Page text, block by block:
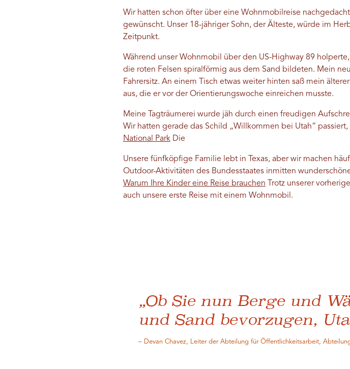
Wir hatten schon öfter über eine Wohnmobilreise
gewünscht. Unser 18-jähriger Sohn, der Älteste, würde im
Zeitpunkt.
Während unser Wohnmobil über den US-Highway 89
die roten Felsen spiralförmig aus dem Sand bildeten. Mein
Fahrersitz. An einem Tisch etwas weiter hinten saß mein
aus, die er vor der Orientierungswoche einreichen musste.
Meine Tagträumerei wurde jäh durch einen freudigen
Wir hatten gerade das Schild „Willkommen bei Utah“
National ParkDie
Unsere fünfköpfige Familie lebt in Texas, aber wir machen
Outdoor-Aktivitäten des Bundesstaates inmitten
Warum Ihre Kinder eine Reise brauchen Trotz unserer
auch unsere erste Reise mit einem Wohnmobil.
„Ob Sie nun Berge und
und Sand bevorzugen,
– Devan Chavez, Leiter der Abteilung für Öffentlichkeitsarbeit,